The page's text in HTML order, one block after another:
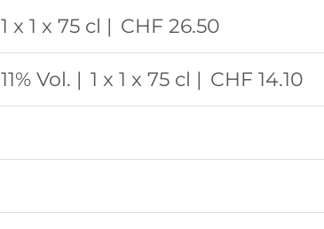
1 x 1 x 75 cl | CHF 26.50
11% Vol. | 1 x 1 x 75 cl | CHF 14.10